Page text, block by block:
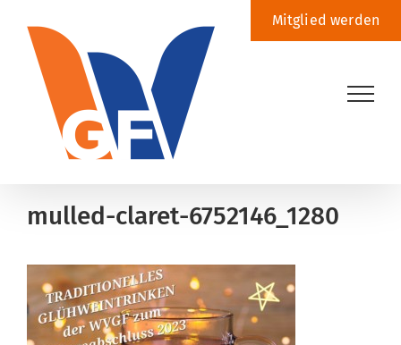
Inhalt
springen
Mitglied werden
mulled-claret-6752146_1280